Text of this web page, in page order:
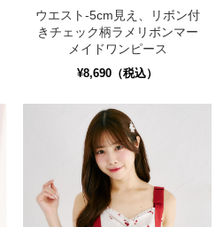
ウエスト-5cm見え、リボン付
きチェック柄ラメリボンマー
メイドワンピース
¥8,690（税込）